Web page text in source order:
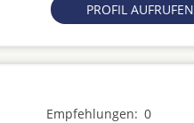
PROFIL AUFRUFEN
Empfehlungen: 0